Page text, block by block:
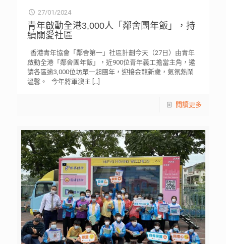
27/01/2024
青年啟動全港3,000人「鄰舍團年飯」，持
續關愛社區
香港青年協會「鄰舍第一」社區計劃今天（27日）由青年
啟動全港「鄰舍團年飯」，近900位青年義工擔當主角，邀
請各區逾3,000位坊眾一起團年，迎接金龍新歲，氣氛熱鬧
溫馨。 今年將軍澳主 […]
閱讀更多